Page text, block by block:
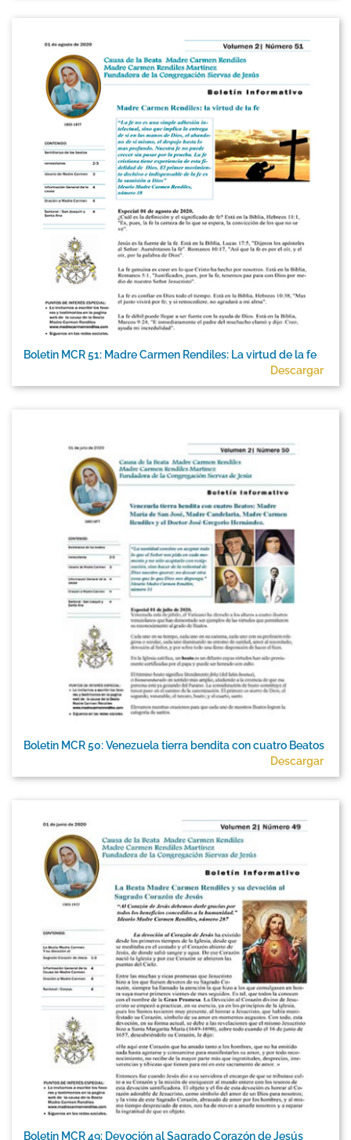
Boletin MCR 51: Madre Carmen Rendiles: La virtud de la fe
Descargar
Boletin MCR 50: Venezuela tierra bendita con cuatro Beatos
Descargar
Boletin MCR 49: Devoción al Sagrado Corazón de Jesús